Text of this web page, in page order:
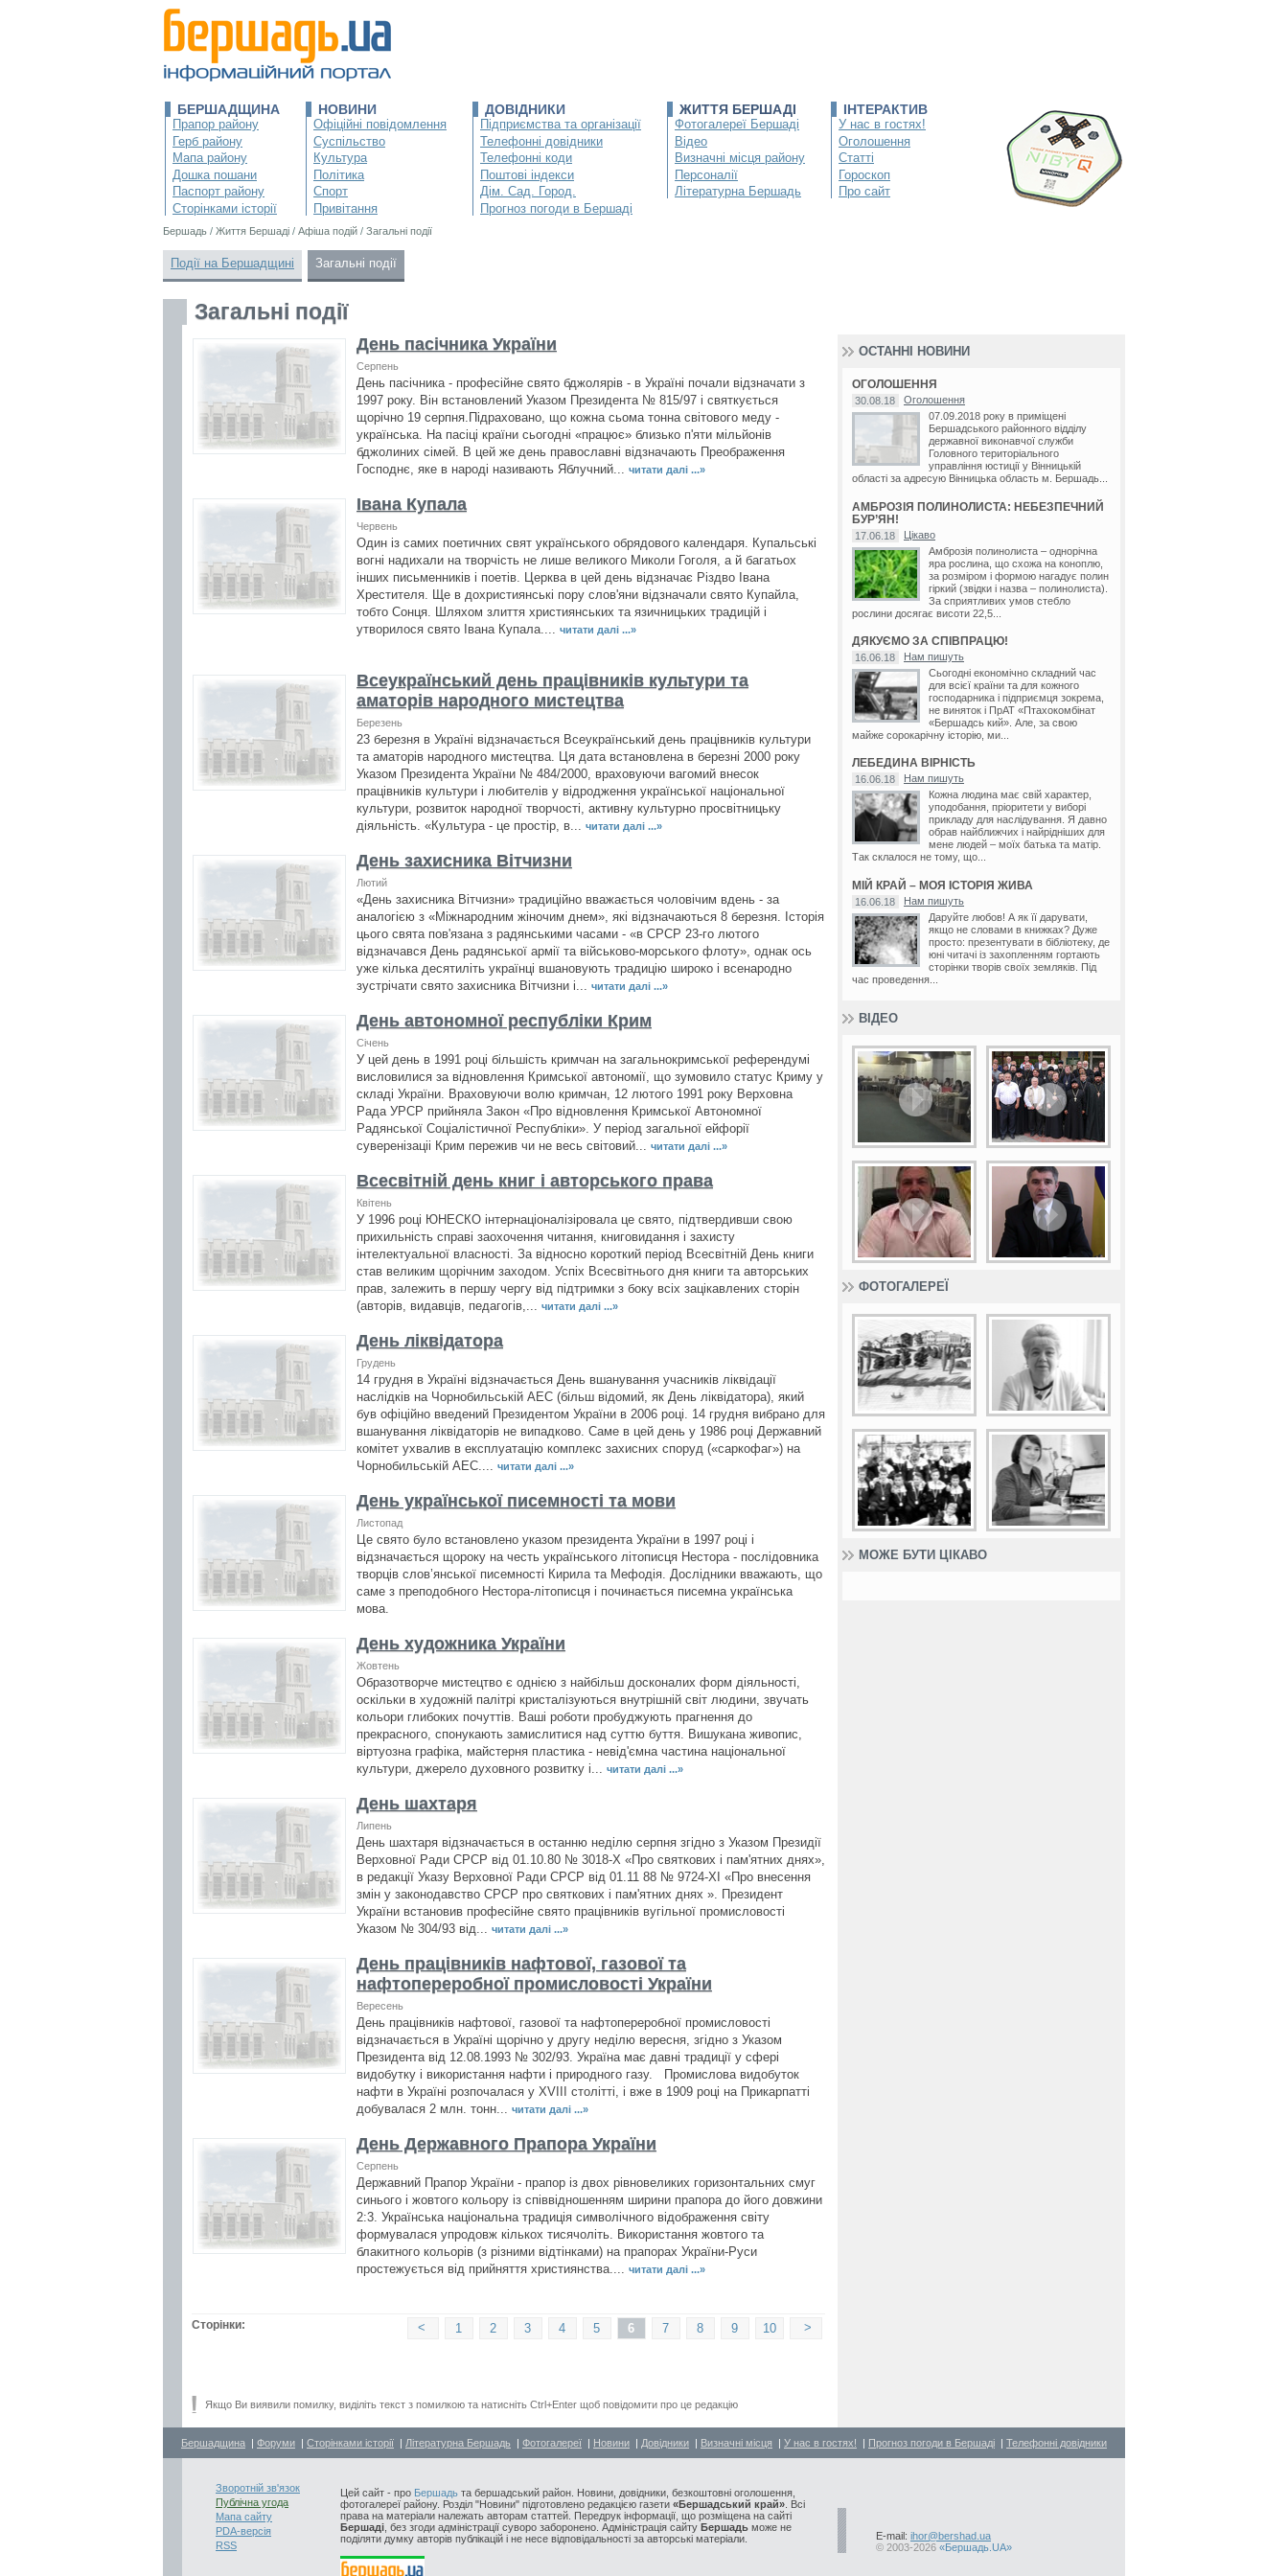
БЕРШАДЩИНА
Прапор району
Герб району
Мапа району
Дошка пошани
Паспорт району
Сторінками історії
НОВИНИ
Офіційні повідомлення
Суспільство
Культура
Політика
Спорт
Привітання
ДОВІДНИКИ
Підприємства та організації
Телефонні довідники
Телефонні коди
Поштові індекси
Дім. Сад. Город.
Прогноз погоди в Бершаді
ЖИТТЯ БЕРШАДІ
Фотогалереї Бершаді
Відео
Визначні місця району
Персоналії
Літературна Бершадь
ІНТЕРАКТИВ
У нас в гостях!
Оголошення
Статті
Гороскоп
Про сайт
Бершадь / Життя Бершаді / Афіша подій / Загальні події
Події на Бершадщині Загальні події
Загальні події
День пасічника України
Серпень
День пасічника - професійне свято бджолярів - в Україні почали відзначати з
1997 року. Він встановлений Указом Президента № 815/97 і святкується
щорічно 19 серпня.Підраховано, що кожна сьома тонна світового меду -
українська. На пасіці країни сьогодні «працює» близько п'яти мільйонів
бджолиних сімей. В цей же день православні відзначають Преображення
Господнє, яке в народі називають Яблучний...
читати далі ...»
Івана Купала
Червень
Один із самих поетичних свят українського обрядового календаря. Купальські
вогні надихали на творчість не лише великого Миколи Гоголя, а й багатьох
інших письменників і поетів. Церква в цей день відзначає Різдво Івана
Хрестителя. Ще в дохристиянські пору слов'яни відзначали свято Купайла,
тобто Сонця. Шляхом злиття християнських та язичницьких традицій і
утворилося свято Івана Купала....
читати далі ...»
Всеукраїнський день працівників культури та
аматорів народного мистецтва
Березень
23 березня в Україні відзначається Всеукраїнський день працівників культури
та аматорів народного мистецтва. Ця дата встановлена в березні 2000 року
Указом Президента України № 484/2000, враховуючи вагомий внесок
працівників культури і любителів у відродження української національної
культури, розвиток народної творчості, активну культурно просвітницьку
діяльність. «Культура - це простір, в...
читати далі ...»
День захисника Вітчизни
Лютий
«День захисника Вітчизни» традиційно вважається чоловічим вдень - за
аналогією з «Міжнародним жіночим днем», які відзначаються 8 березня. Історія
цього свята пов'язана з радянськими часами - «в СРСР 23-го лютого
відзначався День радянської армії та військово-морського флоту», однак ось
уже кілька десятиліть українці вшановують традицію широко і всенародно
зустрічати свято захисника Вітчизни і...
читати далі ...»
День автономної республіки Крим
Січень
У цей день в 1991 році більшість кримчан на загальнокримської референдумі
висловилися за відновлення Кримської автономії, що зумовило статус Криму у
складі України. Враховуючи волю кримчан, 12 лютого 1991 року Верховна
Рада УРСР прийняла Закон «Про відновлення Кримської Автономної
Радянської Соціалістичної Республіки». У період загальної ейфорії
суверенізаціі Крим пережив чи не весь світовий...
читати далі ...»
Всесвітній день книг і авторського права
Квітень
У 1996 році ЮНЕСКО інтернаціоналізіровала це свято, підтвердивши свою
прихильність справі заохочення читання, книговидання і захисту
інтелектуальної власності. За відносно короткий період Всесвітній День книги
став великим щорічним заходом. Успіх Всесвітнього дня книги та авторських
прав, залежить в першу чергу від підтримки з боку всіх зацікавлених сторін
(авторів, видавців, педагогів,...
читати далі ...»
День ліквідатора
Грудень
14 грудня в Україні відзначається День вшанування учасників ліквідації
наслідків на Чорнобильській АЕС (більш відомий, як День ліквідатора), який
був офіційно введений Президентом України в 2006 році. 14 грудня вибрано для
вшанування ліквідаторів не випадково. Саме в цей день у 1986 році Державний
комітет ухвалив в експлуатацію комплекс захисних споруд («саркофаг») на
Чорнобильській АЕС....
читати далі ...»
День української писемності та мови
Листопад
Це свято було встановлено указом президента України в 1997 році і
відзначається щороку на честь українського літописця Нестора - послідовника
творців слов’янської писемності Кирила та Мефодія. Дослідники вважають, що
саме з преподобного Нестора-літописця і починається писемна українська
мова.
День художника України
Жовтень
Образотворче мистецтво є однією з найбільш досконалих форм діяльності,
оскільки в художній палітрі кристалізуються внутрішній світ людини, звучать
кольори глибоких почуттів. Ваші роботи пробуджують прагнення до
прекрасного, спонукають замислитися над суттю буття. Вишукана живопис,
віртуозна графіка, майстерня пластика - невід'ємна частина національної
культури, джерело духовного розвитку і...
читати далі ...»
День шахтаря
Липень
День шахтаря відзначається в останню неділю серпня згідно з Указом Президії
Верховної Ради СРСР від 01.10.80 № 3018-Х «Про святкових і пам'ятних днях»,
в редакції Указу Верховної Ради СРСР від 01.11 88 № 9724-XI «Про внесення
змін у законодавство СРСР про святкових і пам'ятних днях ». Президент
України встановив професійне свято працівників вугільної промисловості
Указом № 304/93 від...
читати далі ...»
День працівників нафтової, газової та
нафтопереробної промисловості України
Вересень
День працівників нафтової, газової та нафтопереробної промисловості
відзначається в Україні щорічно у другу неділю вересня, згідно з Указом
Президента від 12.08.1993 № 302/93. Україна має давні традиції у сфері
видобутку і використання нафти і природного газу. Промислова видобуток
нафти в Україні розпочалася у XVIII столітті, і вже в 1909 році на Прикарпатті
добувалася 2 млн. тонн...
читати далі ...»
День Державного Прапора України
Серпень
Державний Прапор України - прапор із двох рівновеликих горизонтальних смуг
синього і жовтого кольору із співвідношенням ширини прапора до його довжини
2:3. Українська національна традиція символічного відображення світу
формувалася упродовж кількох тисячоліть. Використання жовтого та
блакитного кольорів (з різними відтінками) на прапорах України-Руси
простежується від прийняття християнства....
читати далі ...»
Сторінки: >
10
9
8
7
6
5
4
3
2
1
<
Якщо Ви виявили помилку, виділіть текст з помилкою та натисніть Ctrl+Enter щоб повідомити про це редакцію
ОСТАННІ НОВИНИ
ОГОЛОШЕННЯ
30.08.18
Оголошення
07.09.2018 року в приміщені
Бершадського районного відділу
державної виконавчої служби
Головного територіального
управління юстиції у Вінницькій
області за адресую Вінницька область м. Бершадь...
АМБРОЗІЯ ПОЛИНОЛИСТА: НЕБЕЗПЕЧНИЙ
БУР’ЯН!
17.06.18
Цікаво
Амброзія полинолиста – однорічна
яра рослина, що схожа на коноплю,
за розміром і формою нагадує полин
гіркий (звідки і назва – полинолиста).
За сприятливих умов стебло
рослини досягає висоти 22,5...
ДЯКУЄМО ЗА СПІВПРАЦЮ!
16.06.18
Нам пишуть
Сьогодні економічно складний час
для всієї країни та для кожного
господарника і підприємця зокрема,
не виняток і ПрАТ «Птахокомбінат
«Бершадсь кий». Але, за свою
майже сорокарічну історію, ми...
ЛЕБЕДИНА ВІРНІСТЬ
16.06.18
Нам пишуть
Кожна людина має свій характер,
уподобання, пріоритети у виборі
прикладу для наслідування. Я давно
обрав найближчих і найрідніших для
мене людей – моїх батька та матір.
Так склалося не тому, що...
МІЙ КРАЙ – МОЯ ІСТОРІЯ ЖИВА
16.06.18
Нам пишуть
Даруйте любов! А як її дарувати,
якщо не словами в книжках? Дуже
просто: презентувати в бібліотеку, де
юні читачі із захопленням гортають
сторінки творів своїх земляків. Під
час проведення...
ВІДЕО
ФОТОГАЛЕРЕЇ
МОЖЕ БУТИ ЦІКАВО
Бершадщина | Форуми | Сторінками історії | Літературна Бершадь | Фотогалереї | Новини | Довідники | Визначні місця | У нас в гостях! | Прогноз погоди в Бершаді | Телефонні довідники
Зворотній зв'язок
Публічна угода
Мапа сайту
PDA-версія
RSS
Цей сайт - про Бершадь та бершадський район. Новини, довідники, безкоштовні оголошення,
фотогалереї району. Розділ "Новини" підготовлено редакцією газети «Бершадський край» . Всі
права на матеріали належать авторам статтей. Передрук інформації, що розміщена на сайті
Бершаді , без згоди адміністрації суворо заборонено. Адміністрація сайту Бершадь може не
поділяти думку авторів публікацій і не несе відповідальності за авторські матеріали.
E-mail: ihor@bershad.ua
© 2003-2026 «Бершадь.UA»